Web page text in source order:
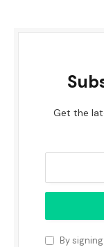
Get the
By